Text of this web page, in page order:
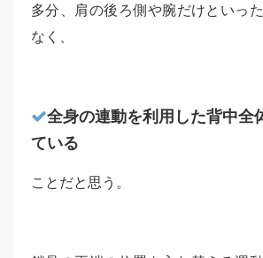
多分、肩の後ろ側や腕だけといっ
なく、
全身の連動を利用した背中全
ている
ことだと思う。